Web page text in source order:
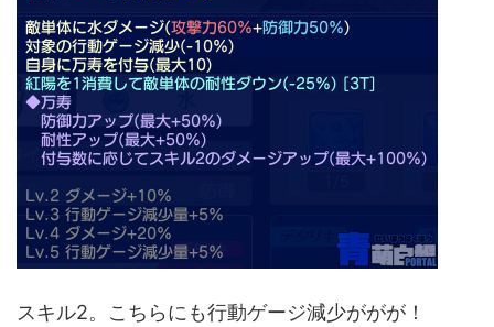
スキル2。こちらにも行動ゲージ減少ががが！